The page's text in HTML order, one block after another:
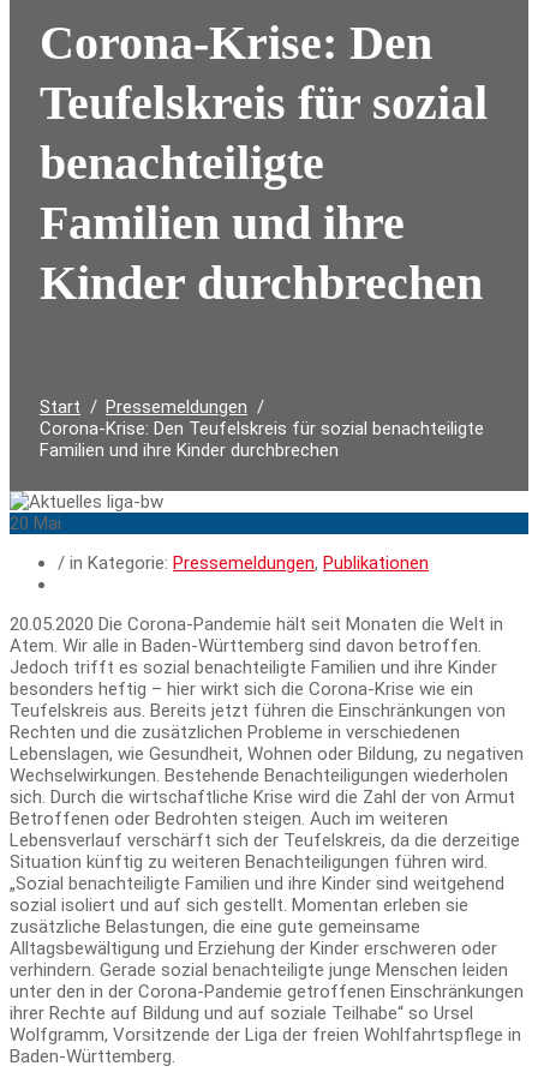
Corona-Krise: Den
Teufelskreis für sozial
benachteiligte
Familien und ihre
Kinder durchbrechen
Start
Pressemeldungen
Corona-Krise: Den Teufelskreis für sozial benachteiligte
Familien und ihre Kinder durchbrechen
20 Mai
/ in Kategorie: Pressemeldungen, Publikationen
20.05.2020 Die Corona-Pandemie hält seit Monaten die Welt in
Atem. Wir alle in Baden-Württemberg sind davon betroffen.
Jedoch trifft es sozial benachteiligte Familien und ihre Kinder
besonders heftig – hier wirkt sich die Corona-Krise wie ein
Teufelskreis aus. Bereits jetzt führen die Einschränkungen von
Rechten und die zusätzlichen Probleme in verschiedenen
Lebenslagen, wie Gesundheit, Wohnen oder Bildung, zu negativen
Wechselwirkungen. Bestehende Benachteiligungen wiederholen
sich. Durch die wirtschaftliche Krise wird die Zahl der von Armut
Betroffenen oder Bedrohten steigen. Auch im weiteren
Lebensverlauf verschärft sich der Teufelskreis, da die derzeitige
Situation künftig zu weiteren Benachteiligungen führen wird.
„Sozial benachteiligte Familien und ihre Kinder sind weitgehend
sozial isoliert und auf sich gestellt. Momentan erleben sie
zusätzliche Belastungen, die eine gute gemeinsame
Alltagsbewältigung und Erziehung der Kinder erschweren oder
verhindern. Gerade sozial benachteiligte junge Menschen leiden
unter den in der Corona-Pandemie getroffenen Einschränkungen
ihrer Rechte auf Bildung und auf soziale Teilhabe“ so Ursel
Wolfgramm, Vorsitzende der Liga der freien Wohlfahrtspflege in
Baden-Württemberg.